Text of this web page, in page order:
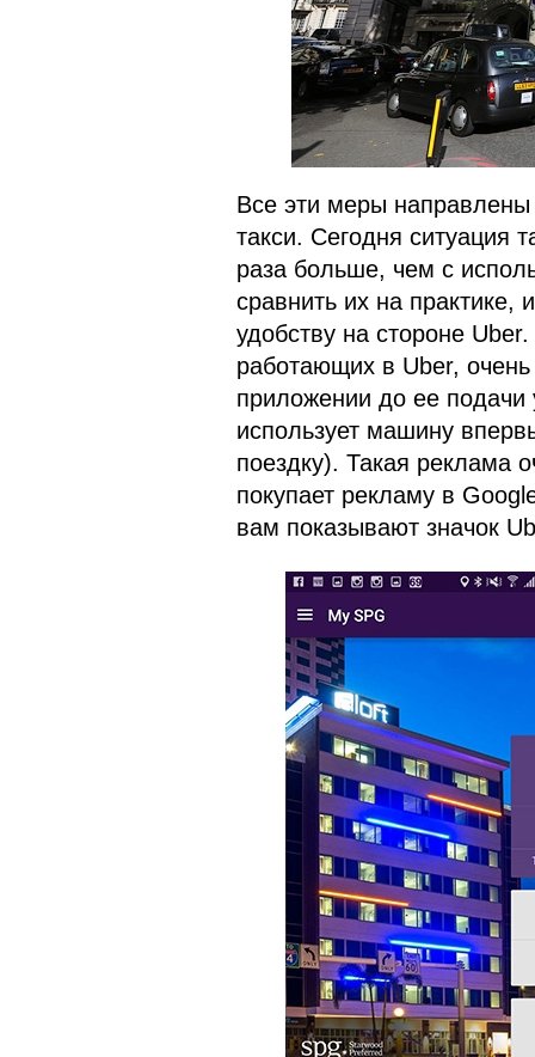
Все эти меры направлены
такси. Сегодня ситуация
раза больше, чем с
сравнить их на практике,
удобству на стороне
работающих в Uber,
приложении до ее подачи
использует машину
поездку). Такая реклама
покупает рекламу в
вам показывают значок